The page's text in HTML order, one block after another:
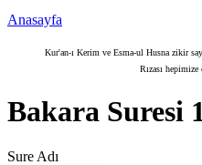
Anasayfa
Kur'an-ı Kerim ve Esma-ul Husna zikir
Rızası
Bakara Suresi
Sure Adı